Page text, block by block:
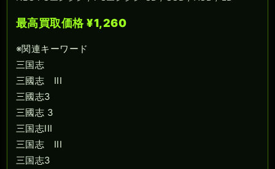
最高買取価格 ¥1,260
※関連キーワード
三国志
三國志 III
三國志3
三國志 3
三国志III
三国志 III
三国志3